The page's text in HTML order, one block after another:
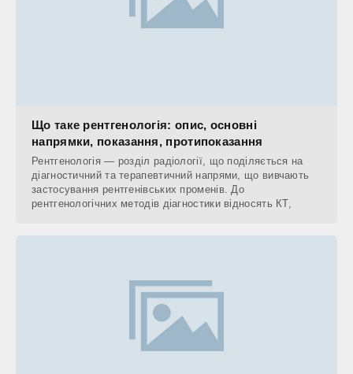
Що таке рентгенологія: опис, основні
напрямки, показання, протипоказання
Рентгенологія — розділ радіології, що поділяється на
діагностичний та терапевтичний напрями, що вивчають
застосування рентгенівських променів. До
рентгенологічних методів діагностики відносять КТ,